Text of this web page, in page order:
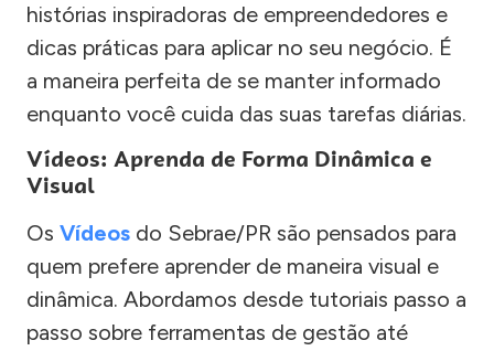
histórias inspiradoras de empreendedores e
dicas práticas para aplicar no seu negócio. É
a maneira perfeita de se manter informado
enquanto você cuida das suas tarefas diárias.
Vídeos: Aprenda de Forma Dinâmica e
Visual
Os Vídeos do Sebrae/PR são pensados para
quem prefere aprender de maneira visual e
dinâmica. Abordamos desde tutoriais passo a
passo sobre ferramentas de gestão até